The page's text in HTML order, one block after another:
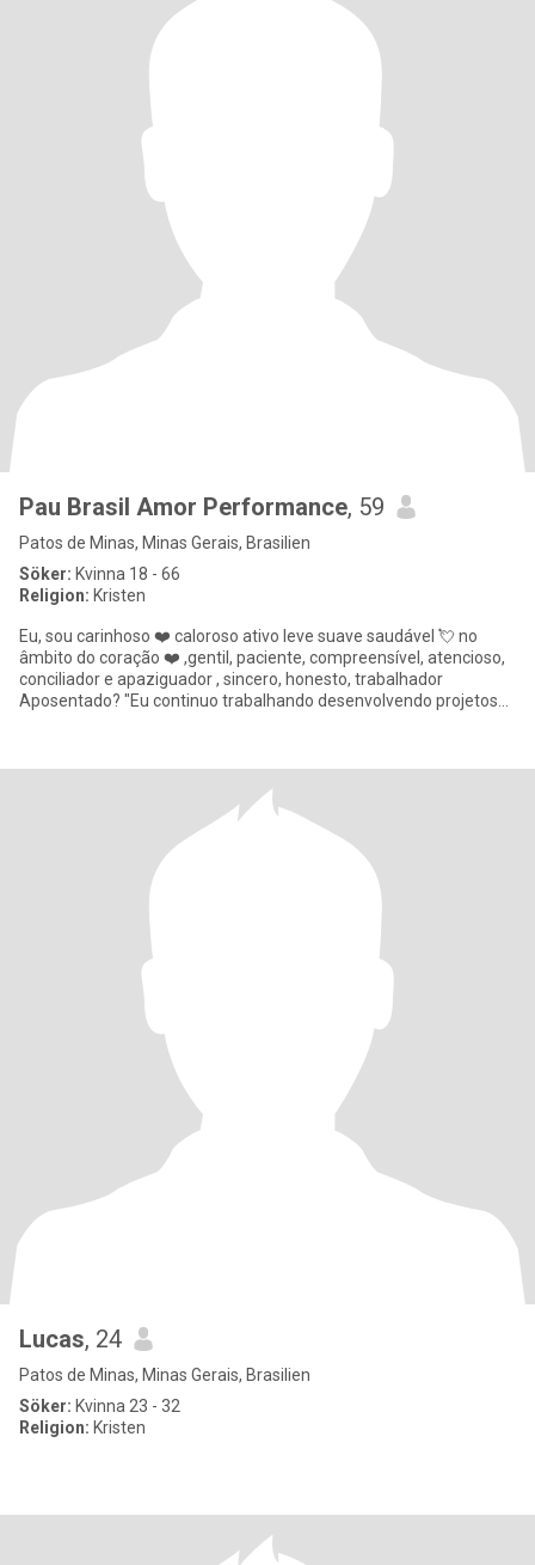
Pau Brasil Amor Performance, 59
Patos de Minas, Minas Gerais, Brasilien
Söker: Kvinna 18 - 66
Religion: Kristen
Eu, sou carinhoso ❤️ caloroso ativo leve suave saudável 💘 no
âmbito do coração ❤️ ,gentil, paciente, compreensível, atencioso,
conciliador e apaziguador , sincero, honesto, trabalhador
Aposentado? "Eu continuo trabalhando desenvolvendo projetos
Lucas, 24
Patos de Minas, Minas Gerais, Brasilien
Söker: Kvinna 23 - 32
Religion: Kristen